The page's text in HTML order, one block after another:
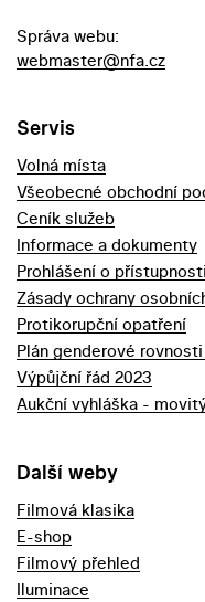
Správa webu:
webmaster@nfa.cz
Servis
Volná místa
Všeobecné obchodní
Ceník služeb
Informace a dokumenty
Prohlášení o přístupnosti
Zásady ochrany
Protikorupční opatření
Plán genderové rovnosti
Výpůjční řád 2023
Aukční vyhláška -
Další weby
Filmová klasika
E-shop
Filmový přehled
Iluminace